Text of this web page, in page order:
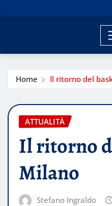
Home Il ritorno del
ATTUALITÀ
Il ritorno
Milano
Stefano Ingraldo